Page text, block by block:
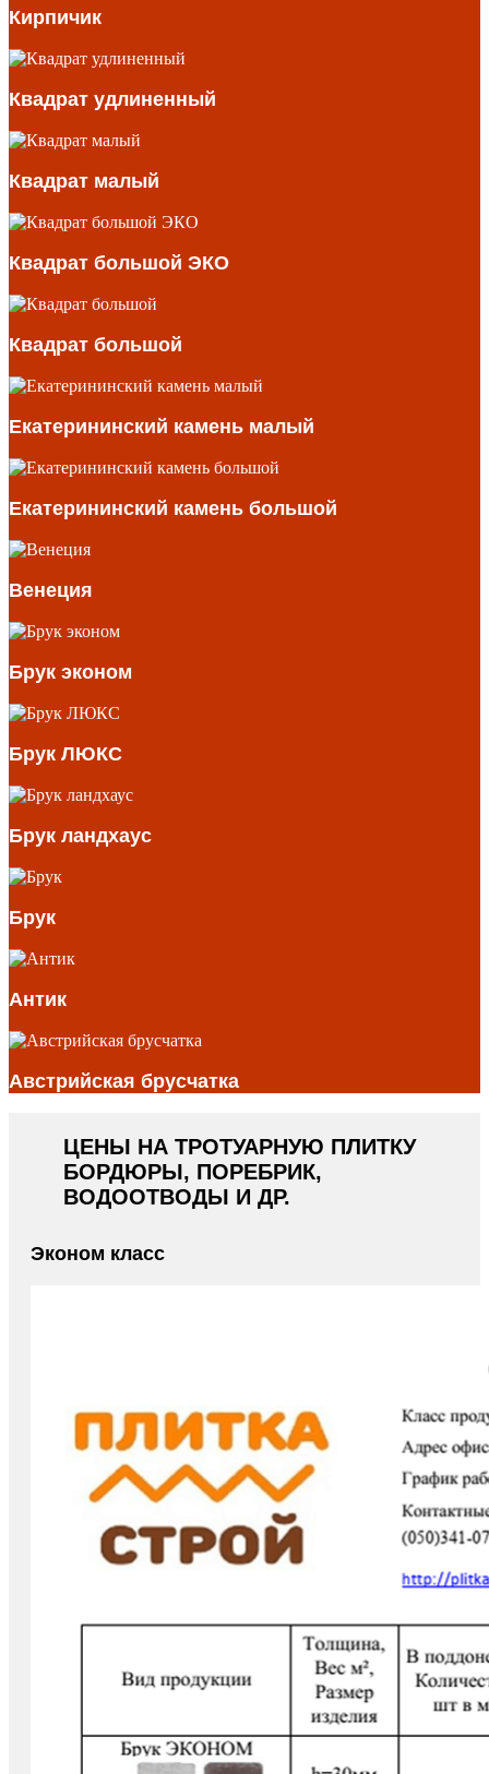
Кирпичик
Квадрат удлиненный
Квадрат малый
Квадрат большой ЭКО
Квадрат большой
Екатерининский камень малый
Екатерининский камень большой
Венеция
Брук эконом
Брук ЛЮКС
Брук ландхаус
Брук
Антик
Австрийская брусчатка
ЦЕНЫ НА ТРОТУАРНУЮ ПЛИТКУ
БОРДЮРЫ, ПОРЕБРИК,
ВОДООТВОДЫ И ДР.
Эконом класс